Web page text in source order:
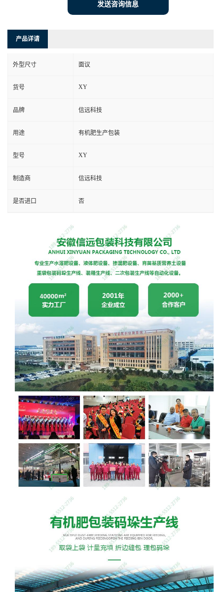
发送咨询信息
产品详请
外型尺寸 面议
货号 XY
品牌 信远科技
用途 有机肥生产包装
型号 XY
制造商 信远科技
是否进口 否